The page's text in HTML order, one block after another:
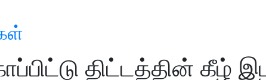
திட்டத்தின் கீழ்